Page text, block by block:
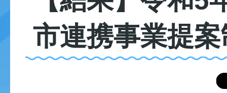
市連携事業提